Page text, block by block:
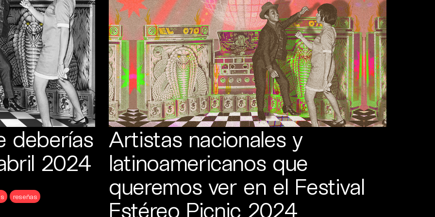
deberías
2024
reseñas
Artistas nacionales y
latinoamericanos que
queremos ver en el Festival
Estéreo Picnic 2024